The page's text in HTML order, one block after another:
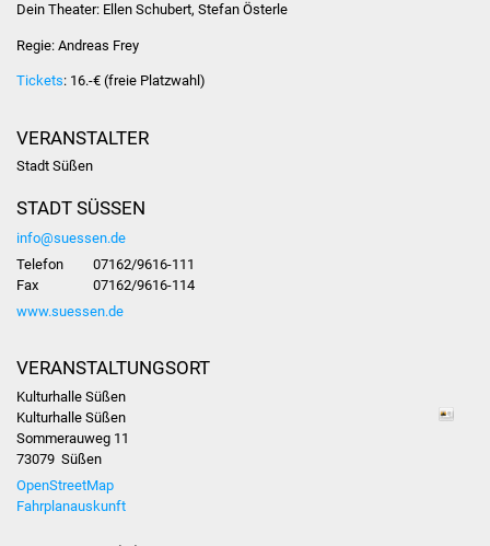
Sanierung Bizethalle
Dein Theater: Ellen Schubert, Stefan Österle
Regie: Andreas Frey
Tickets: 16.-€ (freie Platzwahl)
VERANSTALTER
Stadt Süßen
STADT SÜSSEN
info@suessen.de
Telefon
07162/9616-111
Fax
07162/9616-114
www.suessen.de
VERANSTALTUNGSORT
Kulturhalle Süßen
Kulturhalle Süßen
Sommerauweg 11
73079 Süßen
OpenStreetMap
Fahrplanauskunft